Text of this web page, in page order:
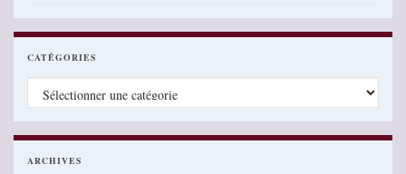
CATÉGORIES
Catégories
ARCHIVES